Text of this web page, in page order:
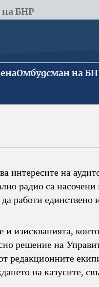
на БНР
Омбудсман на
интересите на
радио са насочени
работи
решение на
редакционните
на казусите,